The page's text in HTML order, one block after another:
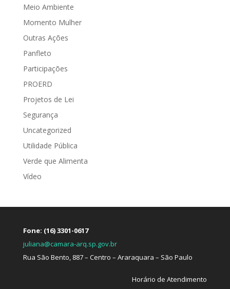
Meio Ambiente
Momento Mulher
Outras Ações
Panfleto
Participações
PROERD
Projetos de Lei
Segurança
Uncategorized
Utilidade Pública
Verde que Alimenta
Vídeo
Fone: (16) 3301-0617
juliana@camara-arq.sp.gov.br
Rua São Bento, 887 – Centro – Araraquara – São Paulo
Horário de Atendimento